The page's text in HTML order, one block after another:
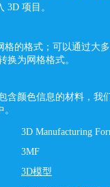
3D 项目。
格的格式；可以通过大
换为网格格式。
含颜色信息的材料，我
3D Manufacturing
3MF
3D模型